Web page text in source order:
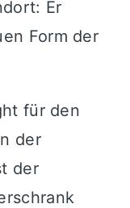
Er
Form der
für den
der
der